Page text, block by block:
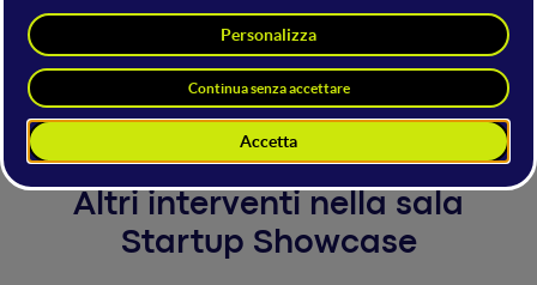
Esempi concreti di come la tokenizzazione sta
producendo valore nella quotidianità di aziende e
clienti.
Altri interventi nella sala
Startup Showcase